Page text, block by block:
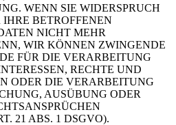
WENN SIE WIDERSPRUCH
BETROFFENEN
NICHT MEHR
WIR KÖNNEN ZWINGENDE
FÜR DIE VERARBEITUNG
RECHTE UND
ODER DIE VERARBEITUNG
AUSÜBUNG ODER
21 ABS. 1 DSGVO).